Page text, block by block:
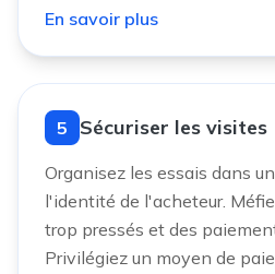
En savoir plus
5 Sécuriser les visites
Organisez les essais dans
l'identité de l'acheteur.
trop pressés et des
Privilégiez un moyen de